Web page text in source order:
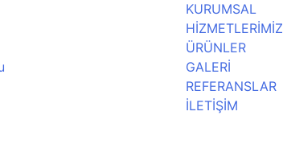
KURUMSAL
HİZMETLERİMİZ
ÜRÜNLER
GALERİ
REFERANSLAR
İLETİŞİM